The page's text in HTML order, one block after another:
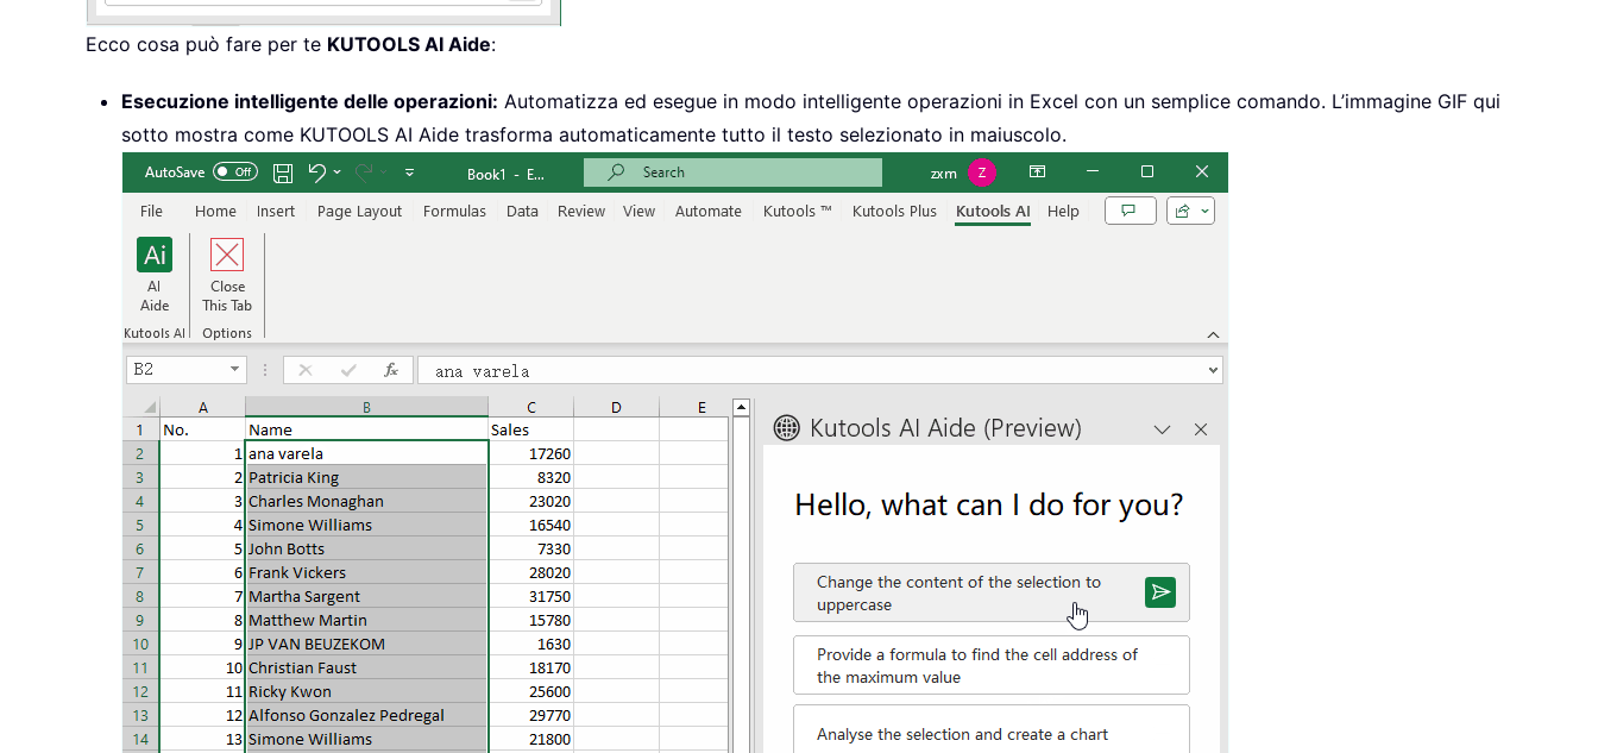
Ecco cosa può fare per te KUTOOLS AI Aide:
Esecuzione intelligente delle operazioni: Automatizza ed esegue in modo intelligente operazioni in Excel con un semplice comando. L’immagine GIF qui
sotto mostra come KUTOOLS AI Aide trasforma automaticamente tutto il testo selezionato in maiuscolo.